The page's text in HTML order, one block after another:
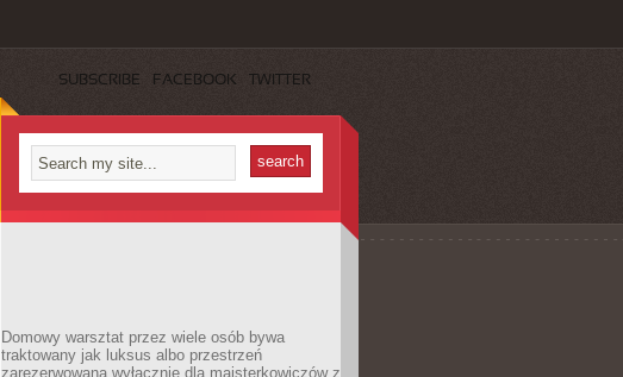
SUBSCRIBE FACEBOOK TWITTER
Domowy warsztat przez wiele osób bywa
traktowany jak luksus albo przestrzeń
zarezerwowana wyłącznie dla majsterkowiczów z